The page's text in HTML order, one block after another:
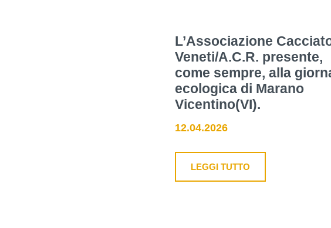
L’Associazione
Veneti/A.C.R. presente,
come sempre, alla
ecologica di Marano
Vicentino(VI).
12.04.2026
LEGGI TUTTO